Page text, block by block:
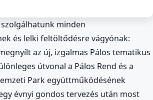
Történelem és Kultúra
Kalandra Fel! 🥾
Jan 27.
minden
és lelki feltöltődésre vágyónak:
az új, izgalmas Pálos tematikus
útvonal a Pálos Rend és a
Park együttműködésének
évnyi gondos tervezés után most